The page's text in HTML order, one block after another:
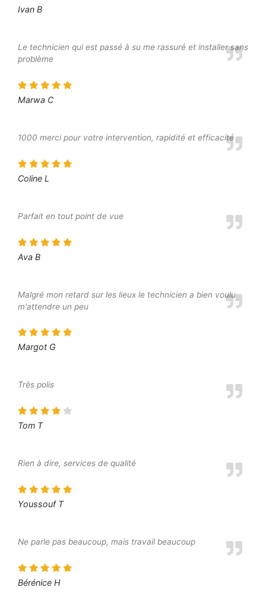
Ivan B
Le technicien qui est passé à su me rassuré et installer sans
problème
Marwa C
1000 merci pour votre intervention, rapidité et efficacité
Coline L
Parfait en tout point de vue
Ava B
Malgré mon retard sur les lieux le technicien a bien voulu
m'attendre un peu
Margot G
Très polis
Tom T
Rien à dire, services de qualité
Youssouf T
Ne parle pas beaucoup, mais travail beaucoup
Bérénice H